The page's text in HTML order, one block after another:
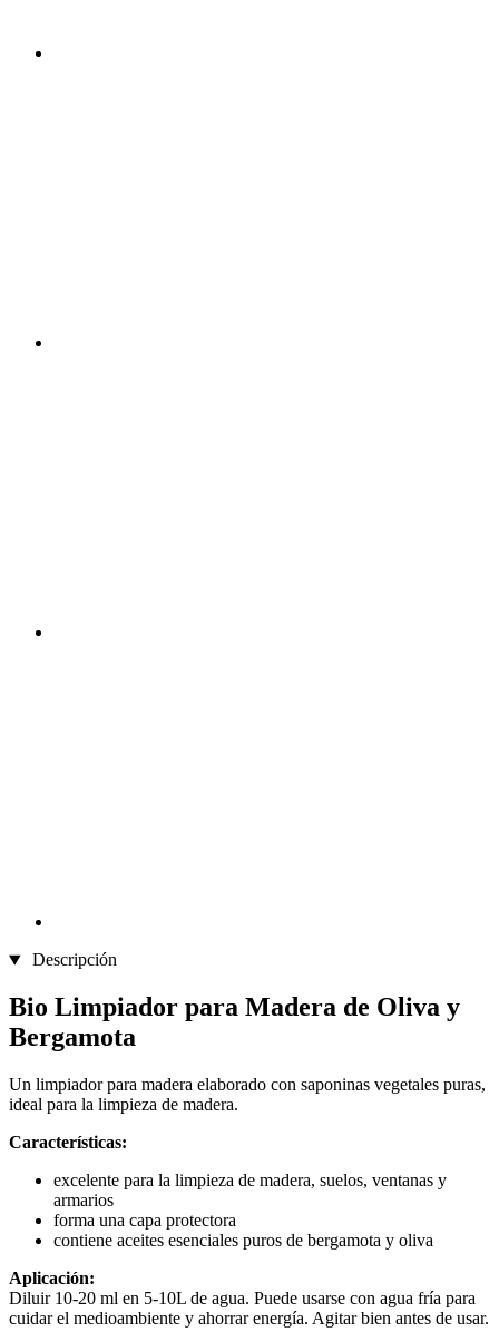
Descripción
Bio Limpiador para Madera de Oliva y
Bergamota
Un limpiador para madera elaborado con saponinas vegetales puras,
ideal para la limpieza de madera.
Características:
excelente para la limpieza de madera, suelos, ventanas y
armarios
forma una capa protectora
contiene aceites esenciales puros de bergamota y oliva
Aplicación:
Diluir 10-20 ml en 5-10L de agua. Puede usarse con agua fría para
cuidar el medioambiente y ahorrar energía. Agitar bien antes de usar.